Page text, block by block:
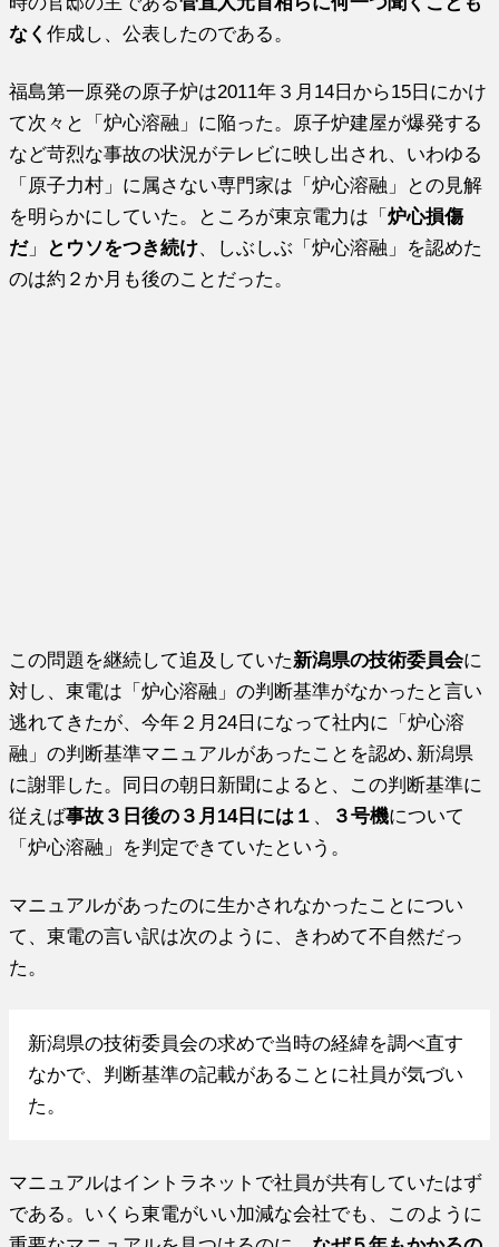
なく作成し、公表したのである。
福島第一原発の原子炉は2011年３月14日から15日にかけ
て次々と「炉心溶融」に陥った。原子炉建屋が爆発する
など苛烈な事故の状況がテレビに映し出され、いわゆる
「原子力村」に属さない専門家は「炉心溶融」との見解
を明らかにしていた。ところが東京電力は「炉心損傷
だ」 とウソをつき続け、しぶしぶ「炉心溶融」を認めた
のは約２か月も後のことだった。
この問題を継続して追及していた新潟県の技術委員会に
対し、東電は「炉心溶融」の判断基準がなかったと言い
逃れてきたが、今年２月24日になって社内に「炉心溶
融」の判断基準マニュアルがあったことを認め､新潟県
に謝罪した。同日の朝日新聞によると、この判断基準に
従えば事故３日後の３月14日には１ 、 ３号機について
「炉心溶融」を判定できていたという。
マニュアルがあったのに生かされなかったことについ
て、東電の言い訳は次のように、きわめて不自然だっ
た。
新潟県の技術委員会の求めで当時の経緯を調べ直す
なかで、判断基準の記載があることに社員が気づい
た。
マニュアルはイントラネットで社員が共有していたはず
である。いくら東電がいい加減な会社でも、このように